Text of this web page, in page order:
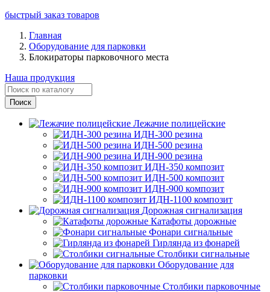
быстрый заказ товаров
Главная
Оборудование для парковки
Блокираторы парковочного места
Наша продукция
Лежачие полицейские
ИДН-300 резина
ИДН-500 резина
ИДН-900 резина
ИДН-350 композит
ИДН-500 композит
ИДН-900 композит
ИДН-1100 композит
Дорожная сигнализация
Катафоты дорожные
Фонари сигнальные
Гирлянда из фонарей
Столбики сигнальные
Оборудование для
парковки
Столбики парковочные